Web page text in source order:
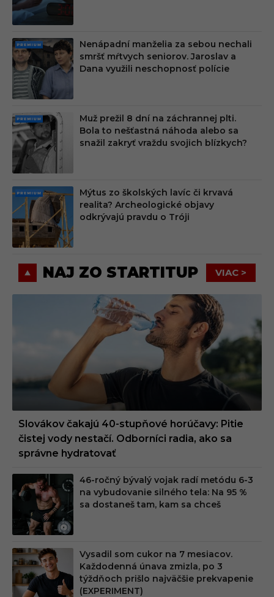
M
PRE
MIU
M
Nenápadní manželia za sebou nechali
smršť mŕtvych seniorov. Jaroslav a
Dana využili neschopnosť polície
PRE
MIU
M
Muž prežil 8 dní na záchrannej plti.
Bola to nešťastná náhoda alebo sa
snažil zakryť vraždu svojich blízkych?
PRE
MIU
M
Mýtus zo školských lavíc či krvavá
realita? Archeologické objavy
odkrývajú pravdu o Tróji
NAJ ZO STARTITUP VIAC >
Slovákov čakajú 40-stupňové horúčavy: Pitie
čistej vody nestačí. Odborníci radia, ako sa
správne hydratovať
46-ročný bývalý vojak radí metódu 6-3
na vybudovanie silného tela: Na 95 %
sa dostaneš tam, kam sa chceš
Vysadil som cukor na 7 mesiacov.
Každodenná únava zmizla, po 3
týždňoch prišlo najväčšie prekvapenie
(EXPERIMENT)